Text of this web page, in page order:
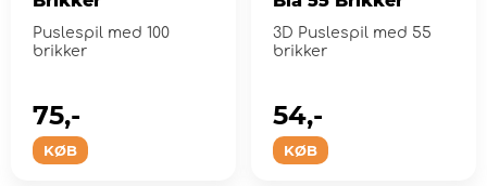
Puslespil med 100
brikker
KØB
75,-
3D Puslespil med 55
brikker
KØB
54,-